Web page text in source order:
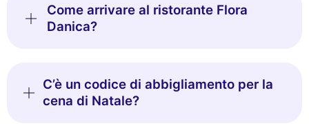
Come arrivare al ristorante Flora
Danica?
C’è un codice di abbigliamento per la
cena di Natale?